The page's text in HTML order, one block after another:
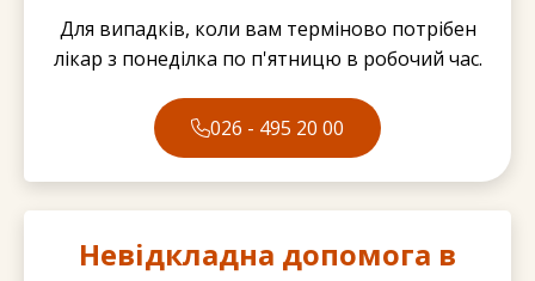
Для випадків, коли вам терміново потрібен
лікар з понеділка по п'ятницю в робочий час.
026 - 495 20 00
Невідкладна допомога в